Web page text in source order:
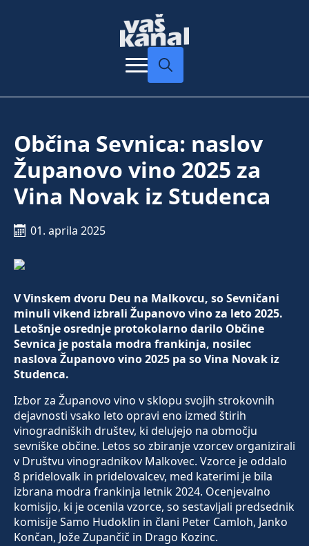
Občina Sevnica: naslov
Županovo vino 2025 za
Vina Novak iz Studenca
01. aprila 2025
V Vinskem dvoru Deu na Malkovcu, so Sevničani
minuli vikend izbrali Županovo vino za leto 2025.
Letošnje osrednje protokolarno darilo Občine
Sevnica je postala modra frankinja, nosilec
naslova Županovo vino 2025 pa so Vina Novak iz
Studenca.
Izbor za Županovo vino v sklopu svojih strokovnih
dejavnosti vsako leto opravi eno izmed štirih
vinogradniških društev, ki delujejo na območju
sevniške občine. Letos so zbiranje vzorcev organizirali
v Društvu vinogradnikov Malkovec. Vzorce je oddalo
8 pridelovalk in pridelovalcev, med katerimi je bila
izbrana modra frankinja letnik 2024. Ocenjevalno
komisijo, ki je ocenila vzorce, so sestavljali predsednik
komisije Samo Hudoklin in člani Peter Camloh, Janko
Končan, Jože Zupančič in Drago Kozinc.